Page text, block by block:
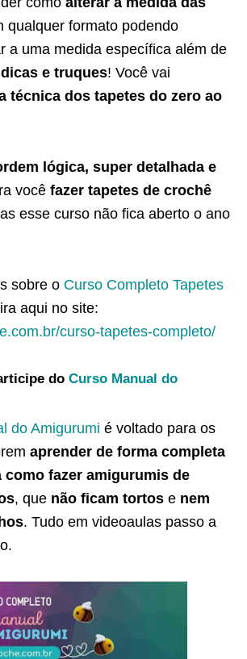
qualquer formato podendo
a uma medida específica além de
e truques! Você vai
técnica dos tapetes do zero ao
lógica, super detalhada e
você fazer tapetes de crochê
esse curso não fica aberto o ano
sobre o Curso Completo Tapetes
aqui no site:
curso-tapetes-completo/
do Curso Manual do
do Amigurumi é voltado para os
aprender de forma completa
como fazer amigurumis de
, que não ficam tortos e nem
. Tudo em videoaulas passo a